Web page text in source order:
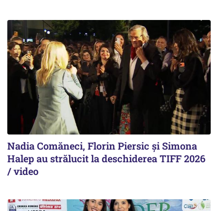
Nadia Comăneci, Florin Piersic și Simona
Halep au strălucit la deschiderea TIFF 2026
/ video